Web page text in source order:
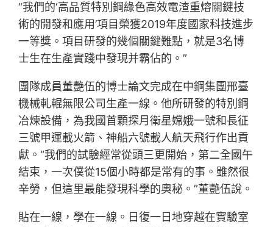
“我們的‘高品質特別鋼綠色高效電渣重熔關鍵技
術的開發和應用’項目榮獲2019年度國家科技進步
一等獎。項目研發的幾個關鍵難點，就是3名博
士生在生產實踐中發現并霸佔的。”
團隊成員董艷伍的博士論文完成在中鋼集團邢臺
機械軋輥無限公司生產一線。他所研發的特別鋼
冶煉設備，為我國首顆探月衛星嫦娥一號和長征
三號甲運載火箭、神船六號載人航天飛行作出貢
獻。“我們的試驗經常從頭三更開始，第二全國午
結束，一次僕從15個小時都是常有的事。雖然很
辛勞，但這里最能發現科學的奧秘。”董艷伍說。
貼在一線，學在一線。日復一日地穿越在實驗室